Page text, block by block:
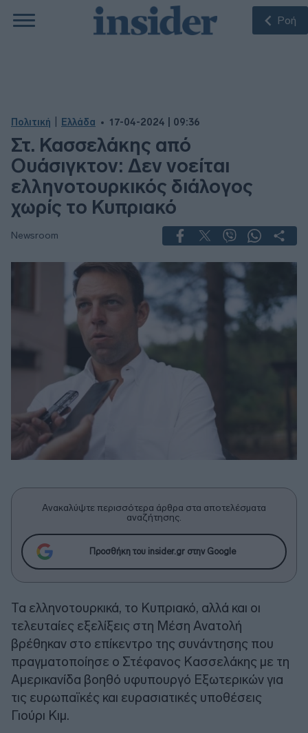
Ροή
Πολιτική Ελλάδα 17-04-2024 | 09:36
Στ. Κασσελάκης από
Ουάσιγκτον: Δεν νοείται
ελληνοτουρκικός διάλογος
χωρίς το Κυπριακό
Newsroom
Ανακαλύψτε περισσότερα άρθρα στα αποτελέσματα
αναζήτησης.
Προσθήκη του insider.gr στην Google
Τα ελληνοτουρκικά, το Κυπριακό, αλλά και οι
τελευταίες εξελίξεις στη Μέση Ανατολή
βρέθηκαν στο επίκεντρο της συνάντησης που
πραγματοποίησε ο Στέφανος Κασσελάκης με τη
Αμερικανίδα βοηθό υφυπουργό Εξωτερικών για
τις ευρωπαϊκές και ευρασιατικές υποθέσεις
Γιούρι Κιμ.